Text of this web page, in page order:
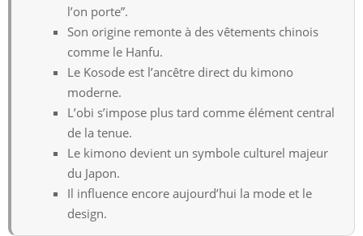
l’on porte”.
Son origine remonte à des vêtements chinois
comme le Hanfu.
Le Kosode est l’ancêtre direct du kimono
moderne.
L’obi s’impose plus tard comme élément central
de la tenue.
Le kimono devient un symbole culturel majeur
du Japon.
Il influence encore aujourd’hui la mode et le
design.